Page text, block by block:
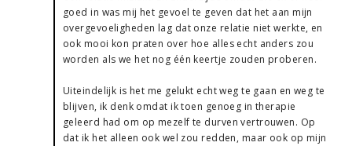
goed in was mij het gevoel te geven dat het aan mijn
overgevoeligheden lag dat onze relatie niet werkte, en
ook mooi kon praten over hoe alles echt anders zou
worden als we het nog één keertje zouden proberen.
Uiteindelijk is het me gelukt echt weg te gaan en weg te
blijven, ik denk omdat ik toen genoeg in therapie
geleerd had om op mezelf te durven vertrouwen. Op
dat ik het alleen ook wel zou redden, maar ook op mijn